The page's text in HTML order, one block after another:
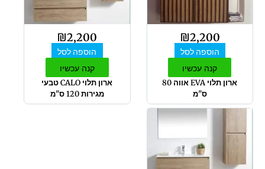
₪2,200
הוספה לסל
קנה עכשיו
ארון תלוי EVA אווה 80
ס"מ
₪2,200
הוספה לסל
קנה עכשיו
ארון תלוי CALO טבעי
מגירות 120 ס"מ